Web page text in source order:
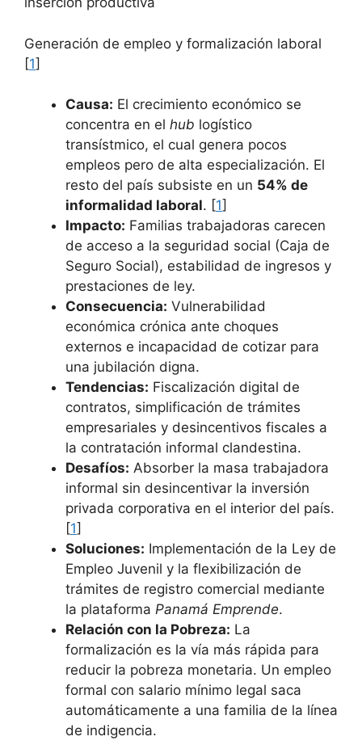
Generación de empleo y formalización laboral
[1]
Causa: El crecimiento económico se
concentra en el hub logístico
transístmico, el cual genera pocos
empleos pero de alta especialización. El
resto del país subsiste en un 54% de
informalidad laboral. [1]
Impacto: Familias trabajadoras carecen
de acceso a la seguridad social (Caja de
Seguro Social), estabilidad de ingresos y
prestaciones de ley.
Consecuencia: Vulnerabilidad
económica crónica ante choques
externos e incapacidad de cotizar para
una jubilación digna.
Tendencias: Fiscalización digital de
contratos, simplificación de trámites
empresariales y desincentivos fiscales a
la contratación informal clandestina.
Desafíos: Absorber la masa trabajadora
informal sin desincentivar la inversión
privada corporativa en el interior del país.
[1]
Soluciones: Implementación de la Ley de
Empleo Juvenil y la flexibilización de
trámites de registro comercial mediante
la plataforma Panamá Emprende.
Relación con la Pobreza: La
formalización es la vía más rápida para
reducir la pobreza monetaria. Un empleo
formal con salario mínimo legal saca
automáticamente a una familia de la línea
de indigencia.